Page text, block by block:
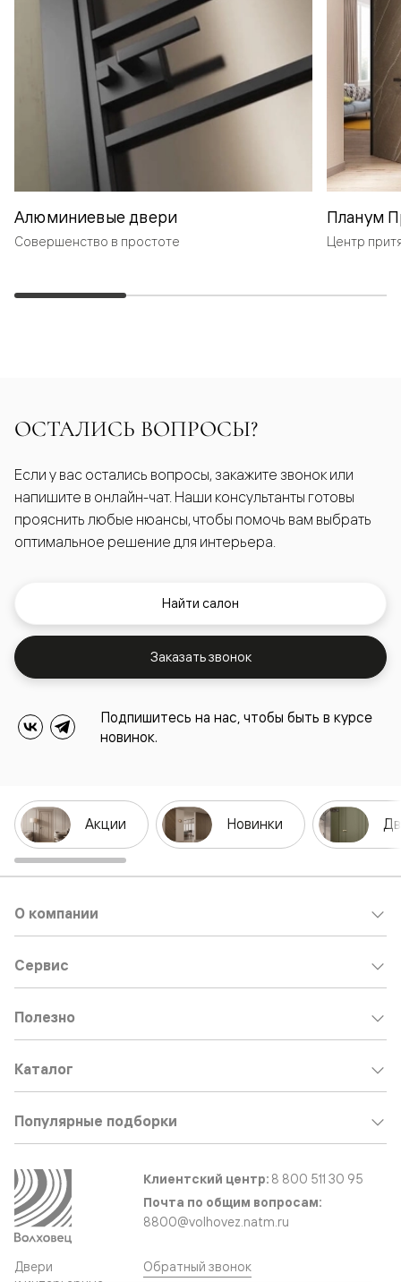
Алюминиевые двери
Совершенство в простоте
Планум
Центр
ОСТАЛИСЬ ВОПРОСЫ?
Если у вас остались вопросы, закажите звонок или
напишите в онлайн-чат. Наши консультанты готовы
прояснить любые нюансы, чтобы помочь вам выбрать
оптимальное решение для интерьера.
Найти салон
Заказать звонок
Подпишитесь на нас, чтобы быть в курсе
новинок.
Акции Новинки
Двери
О компании
Сервис
Полезно
Каталог
Популярные подборки
Клиентский центр: 8 800 511 30 95
Почта по общим вопросам:
8800@volhovez.natm.ru
Обратный звонок